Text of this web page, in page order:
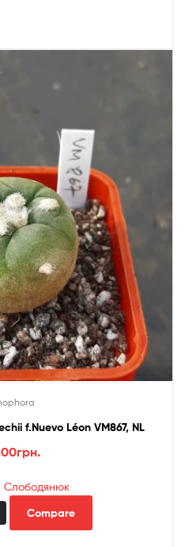
f.Nuevo Léon VM867, NL
грн.
Слободянюк
Compare